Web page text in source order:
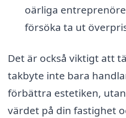
oärliga
försöka ta ut
Det är också viktigt att
takbyte inte bara
förbättra estetiken,
värdet på din fastighet